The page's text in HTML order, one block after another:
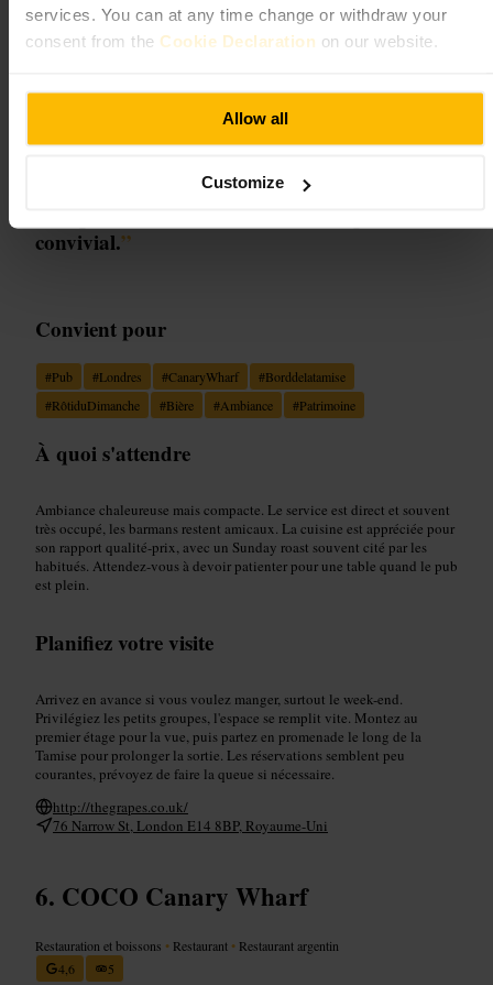
services. You can at any time change or withdraw your
consent from the Cookie Declaration on our website.
Allow all
Customize
Restauration et boissons•Bar•Pub
Image /
convivial.”
Convient pour
#Pub #Londres #CanaryWharf #Borddelatamise
#RôtiduDimanche #Bière #Ambiance #Patrimoine
À quoi s'attendre
Ambiance chaleureuse mais compacte. Le service est direct et souvent
très occupé, les barmans restent amicaux. La cuisine est appréciée pour
son rapport qualité-prix, avec un Sunday roast souvent cité par les
habitués. Attendez-vous à devoir patienter pour une table quand le pub
est plein.
Planifiez votre visite
Arrivez en avance si vous voulez manger, surtout le week-end.
Privilégiez les petits groupes, l'espace se remplit vite. Montez au
premier étage pour la vue, puis partez en promenade le long de la
Tamise pour prolonger la sortie. Les réservations semblent peu
courantes, prévoyez de faire la queue si nécessaire.
http://thegrapes.co.uk/
76 Narrow St, London E14 8BP, Royaume-Uni
COCO Canary Wharf
Restauration et boissons • Restaurant • Restaurant argentin
4,6
5